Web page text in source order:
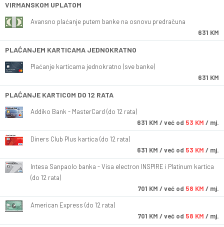
VIRMANSKOM UPLATOM
Avansno plaćanje putem banke na osnovu predračuna
631 KM
PLAĆANJEM KARTICAMA JEDNOKRATNO
Plaćanje karticama jednokratno (sve banke)
631 KM
PLAĆANJE KARTICOM DO 12 RATA
Addiko Bank - MasterCard (do 12 rata)
631 KM / već od 53 KM / mj.
Diners Club Plus kartica (do 12 rata)
631 KM / već od 53 KM / mj.
Intesa Sanpaolo banka - Visa electron INSPIRE i Platinum kartica
(do 12 rata)
701 KM / već od 58 KM / mj.
American Express (do 12 rata)
701 KM / već od 58 KM / mj.